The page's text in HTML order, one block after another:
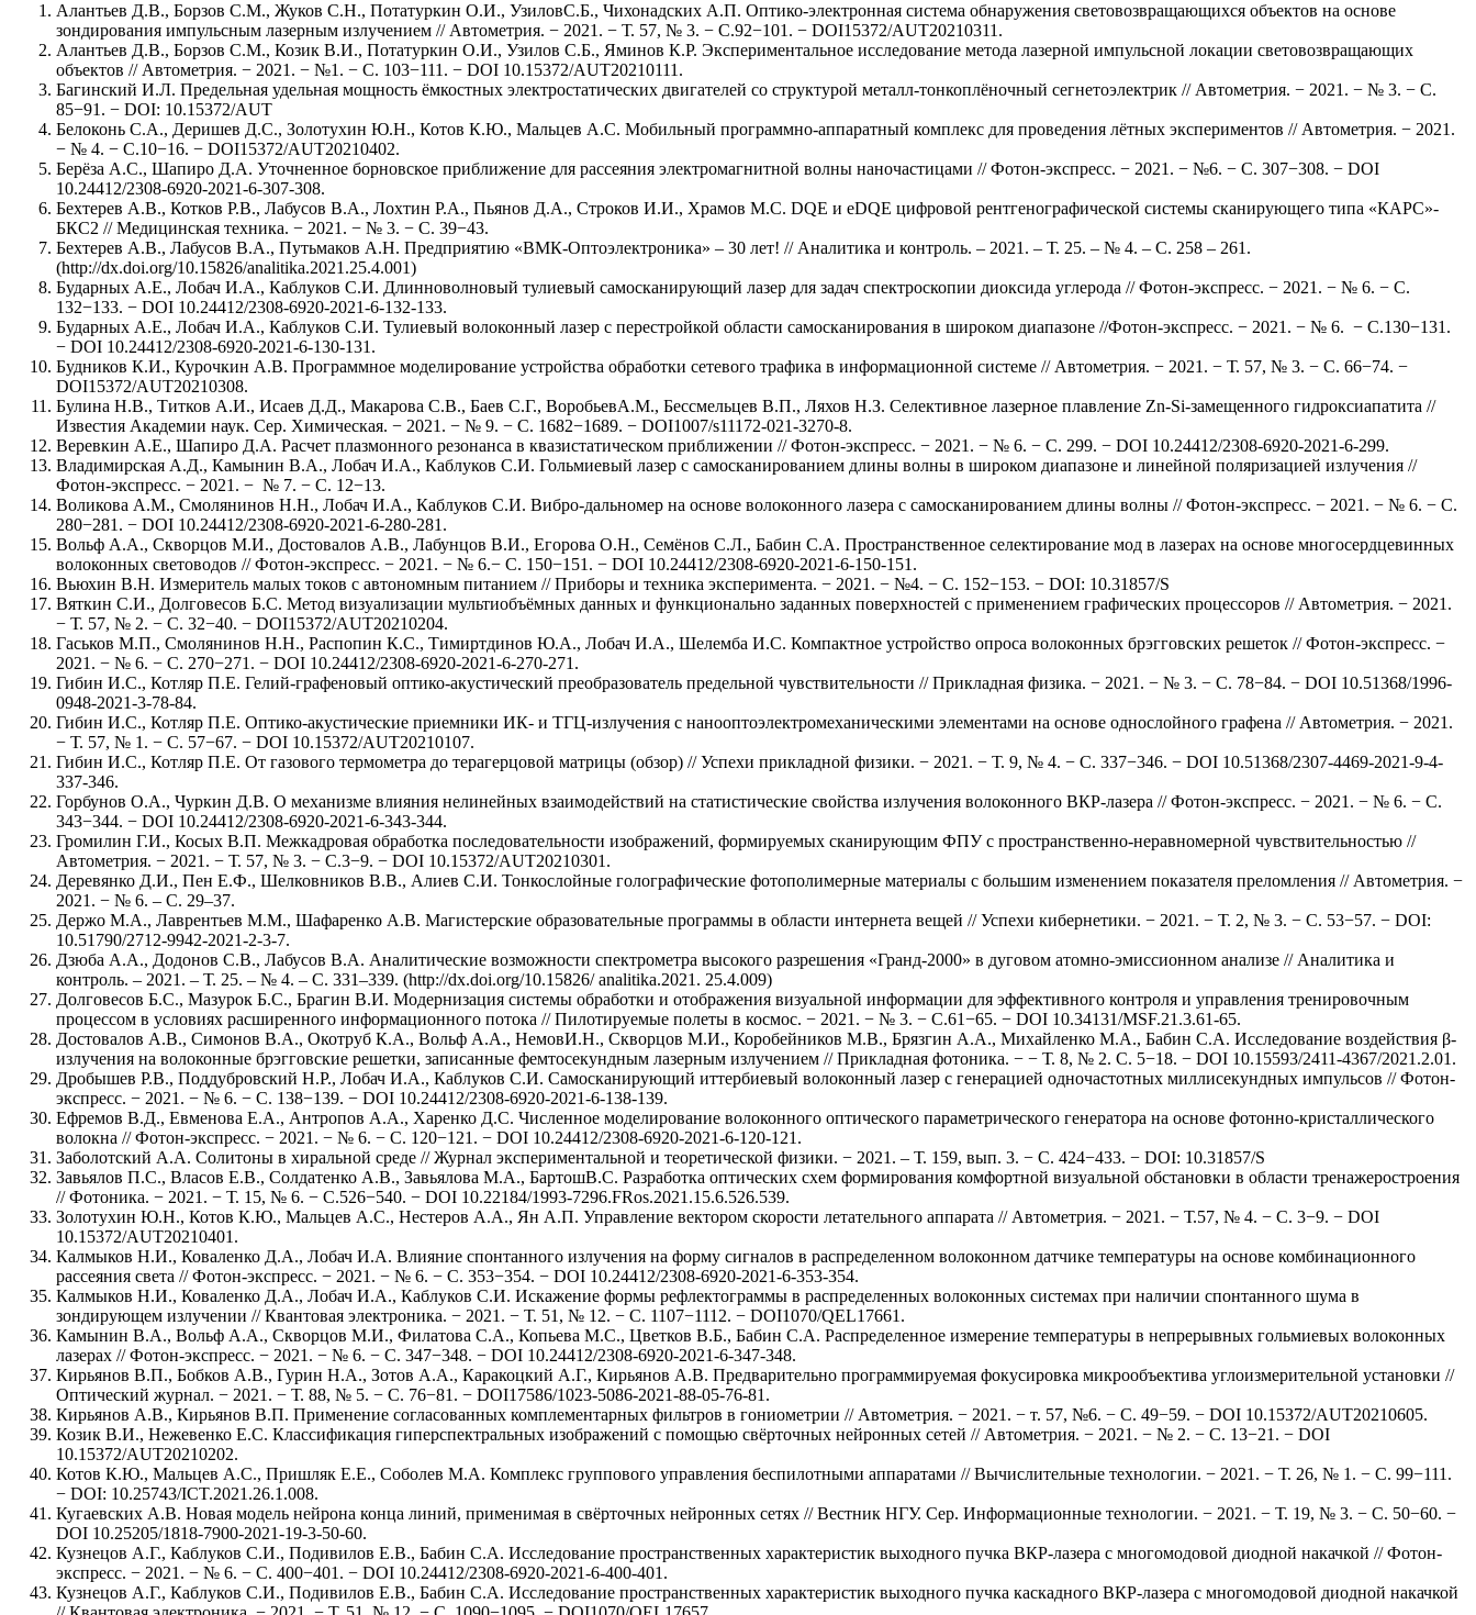
Алантьев Д.В., Борзов С.М., Жуков С.Н., Потатуркин О.И., УзиловС.Б., Чихонадских А.П. Оптико-электронная система обнаружения световозвращающихся объектов на основе
зондирования импульсным лазерным излучением // Автометрия. − 2021. − Т. 57, № 3. − С.92−101. − DOI15372/AUT20210311.
Алантьев Д.В., Борзов С.М., Козик В.И., Потатуркин О.И., Узилов С.Б., Яминов К.Р. Экспериментальное исследование метода лазерной импульсной локации световозвращающих
объектов // Автометрия. − 2021. − №1. − С. 103−111. − DOI 10.15372/AUT20210111.
Багинский И.Л. Предельная удельная мощность ёмкостных электростатических двигателей со структурой металл-тонкоплёночный сегнетоэлектрик // Автометрия. − 2021. − № 3. − С.
85−91. − DOI: 10.15372/AUT
Белоконь С.А., Деришев Д.С., Золотухин Ю.Н., Котов К.Ю., Мальцев А.С. Мобильный программно-аппаратный комплекс для проведения лётных экспериментов // Автометрия. − 2021.
− № 4. − С.10−16. − DOI15372/AUT20210402.
Берёза А.С., Шапиро Д.А. Уточненное борновское приближение для рассеяния электромагнитной волны наночастицами // Фотон-экспресс. − 2021. − №6. − С. 307−308. − DOI
10.24412/2308-6920-2021-6-307-308.
Бехтерев А.В., Котков Р.В., Лабусов В.А., Лохтин Р.А., Пьянов Д.А., Строков И.И., Храмов М.С. DQE и eDQE цифровой рентгенографической системы сканирующего типа «КАРС»-
БКС2 // Медицинская техника. − 2021. − № 3. − С. 39−43.
Бехтерев А.В., Лабусов В.А., Путьмаков А.Н. Предприятию «ВМК-Оптоэлектроника» – 30 лет! // Аналитика и контроль. – 2021. – Т. 25. – № 4. – С. 258 – 261.
(http://dx.doi.org/10.15826/analitika.2021.25.4.001)
Бударных А.Е., Лобач И.А., Каблуков С.И. Длинноволновый тулиевый самосканирующий лазер для задач спектроскопии диоксида углерода // Фотон-экспресс. − 2021. − № 6. − С.
132−133. − DOI 10.24412/2308-6920-2021-6-132-133.
Бударных А.Е., Лобач И.А., Каблуков С.И. Тулиевый волоконный лазер с перестройкой области самосканирования в широком диапазоне //Фотон-экспресс. − 2021. − № 6. − С.130−131.
− DOI 10.24412/2308-6920-2021-6-130-131.
Будников К.И., Курочкин А.В. Программное моделирование устройства обработки сетевого трафика в информационной системе // Автометрия. − 2021. − Т. 57, № 3. − С. 66−74. −
DOI15372/AUT20210308.
Булина Н.В., Титков А.И., Исаев Д.Д., Макарова С.В., Баев С.Г., ВоробьевА.М., Бессмельцев В.П., Ляхов Н.З. Селективное лазерное плавление Zn-Si-замещенного гидроксиапатита //
Известия Академии наук. Сер. Химическая. − 2021. − № 9. − С. 1682−1689. − DOI1007/s11172-021-3270-8.
Веревкин А.Е., Шапиро Д.А. Расчет плазмонного резонанса в квазистатическом приближении // Фотон-экспресс. − 2021. − № 6. − С. 299. − DOI 10.24412/2308-6920-2021-6-299.
Владимирская А.Д., Камынин В.А., Лобач И.А., Каблуков С.И. Гольмиевый лазер с самосканированием длины волны в широком диапазоне и линейной поляризацией излучения //
Фотон-экспресс. − 2021. − № 7. − С. 12−13.
Воликова А.М., Смолянинов Н.Н., Лобач И.А., Каблуков С.И. Вибро-дальномер на основе волоконного лазера с самосканированием длины волны // Фотон-экспресс. − 2021. − № 6. − С.
280−281. − DOI 10.24412/2308-6920-2021-6-280-281.
Вольф А.А., Скворцов М.И., Достовалов А.В., Лабунцов В.И., Егорова О.Н., Семёнов С.Л., Бабин С.А. Пространственное селектирование мод в лазерах на основе многосердцевинных
волоконных световодов // Фотон-экспресс. − 2021. − № 6.− С. 150−151. − DOI 10.24412/2308-6920-2021-6-150-151.
Вьюхин В.Н. Измеритель малых токов с автономным питанием // Приборы и техника эксперимента. − 2021. − №4. − С. 152−153. − DOI: 10.31857/S
Вяткин С.И., Долговесов Б.С. Метод визуализации мультиобъёмных данных и функционально заданных поверхностей с применением графических процессоров // Автометрия. − 2021.
− Т. 57, № 2. − С. 32−40. − DOI15372/AUT20210204.
Гаськов М.П., Смолянинов Н.Н., Распопин К.С., Тимиртдинов Ю.А., Лобач И.А., Шелемба И.С. Компактное устройство опроса волоконных брэгговских решеток // Фотон-экспресс. −
2021. − № 6. − С. 270−271. − DOI 10.24412/2308-6920-2021-6-270-271.
Гибин И.С., Котляр П.Е. Гелий-графеновый оптико-акустический преобразователь предельной чувствительности // Прикладная физика. − 2021. − № 3. − С. 78−84. − DOI 10.51368/1996-
0948-2021-3-78-84.
Гибин И.С., Котляр П.Е. Оптико-акустические приемники ИК- и ТГЦ-излучения с нанооптоэлектромеханическими элементами на основе однослойного графена // Автометрия. − 2021.
− Т. 57, № 1. − С. 57−67. − DOI 10.15372/AUT20210107.
Гибин И.С., Котляр П.Е. От газового термометра до терагерцовой матрицы (обзор) // Успехи прикладной физики. − 2021. − Т. 9, № 4. − С. 337−346. − DOI 10.51368/2307-4469-2021-9-4-
337-346.
Горбунов О.А., Чуркин Д.В. О механизме влияния нелинейных взаимодействий на статистические свойства излучения волоконного ВКР-лазера // Фотон-экспресс. − 2021. − № 6. − С.
343−344. − DOI 10.24412/2308-6920-2021-6-343-344.
Громилин Г.И., Косых В.П. Межкадровая обработка последовательности изображений, формируемых сканирующим ФПУ с пространственно-неравномерной чувствительностью //
Автометрия. − 2021. − Т. 57, № 3. − С.3−9. − DOI 10.15372/AUT20210301.
Деревянко Д.И., Пен Е.Ф., Шелковников В.В., Алиев С.И. Тонкослойные голографические фотополимерные материалы с большим изменением показателя преломления // Автометрия. −
2021. − № 6. – С. 29–37.
Держо М.А., Лаврентьев М.М., Шафаренко А.В. Магистерские образовательные программы в области интернета вещей // Успехи кибернетики. − 2021. − Т. 2, № 3. − С. 53−57. − DOI:
10.51790/2712-9942-2021-2-3-7.
Дзюба А.А., Додонов С.В., Лабусов В.А. Аналитические возможности спектрометра высокого разрешения «Гранд-2000» в дуговом атомно-эмиссионном анализе // Аналитика и
контроль. – 2021. – Т. 25. – № 4. – С. 331–339. (http://dx.doi.org/10.15826/ analitika.2021. 25.4.009)
Долговесов Б.С., Мазурок Б.С., Брагин В.И. Модернизация системы обработки и отображения визуальной информации для эффективного контроля и управления тренировочным
процессом в условиях расширенного информационного потока // Пилотируемые полеты в космос. − 2021. − № 3. − С.61−65. − DOI 10.34131/MSF.21.3.61-65.
Достовалов А.В., Симонов В.А., Окотруб К.А., Вольф A.A., НемовИ.Н., Скворцов М.И., Коробейников М.В., Брязгин А.А., Михайленко М.А., Бабин С.А. Исследование воздействия β-
излучения на волоконные брэгговские решетки, записанные фемтосекундным лазерным излучением // Прикладная фотоника. − − Т. 8, № 2. С. 5−18. − DOI 10.15593/2411-4367/2021.2.01.
Дробышев Р.В., Поддубровский Н.Р., Лобач И.А., Каблуков С.И. Самосканирующий иттербиевый волоконный лазер с генерацией одночастотных миллисекундных импульсов // Фотон-
экспресс. − 2021. − № 6. − С. 138−139. − DOI 10.24412/2308-6920-2021-6-138-139.
Ефремов В.Д., Евменова Е.А., Антропов А.А., Харенко Д.С. Численное моделирование волоконного оптического параметрического генератора на основе фотонно-кристаллического
волокна // Фотон-экспресс. − 2021. − № 6. − С. 120−121. − DOI 10.24412/2308-6920-2021-6-120-121.
Заболотский А.А. Солитоны в хиральной среде // Журнал экспериментальной и теоретической физики. − 2021. – Т. 159, вып. 3. − С. 424−433. − DOI: 10.31857/S
Завьялов П.С., Власов Е.В., Солдатенко А.В., Завьялова М.А., БартошВ.С. Разработка оптических схем формирования комфортной визуальной обстановки в области тренажеростроения
// Фотоника. − 2021. − Т. 15, № 6. − С.526−540. − DOI 10.22184/1993-7296.FRos.2021.15.6.526.539.
Золотухин Ю.Н., Котов К.Ю., Мальцев А.С., Нестеров А.А., Ян А.П. Управление вектором скорости летательного аппарата // Автометрия. − 2021. − Т.57, № 4. − С. 3−9. − DOI
10.15372/AUT20210401.
Калмыков Н.И., Коваленко Д.А., Лобач И.А. Влияние спонтанного излучения на форму сигналов в распределенном волоконном датчике температуры на основе комбинационного
рассеяния света // Фотон-экспресс. − 2021. − № 6. − С. 353−354. − DOI 10.24412/2308-6920-2021-6-353-354.
Калмыков Н.И., Коваленко Д.А., Лобач И.А., Каблуков С.И. Искажение формы рефлектограммы в распределенных волоконных системах при наличии спонтанного шума в
зондирующем излучении // Квантовая электроника. − 2021. − Т. 51, № 12. − С. 1107−1112. − DOI1070/QEL17661.
Камынин В.А., Вольф А.А., Скворцов М.И., Филатова С.А., Копьева М.С., Цветков В.Б., Бабин С.А. Распределенное измерение температуры в непрерывных гольмиевых волоконных
лазерах // Фотон-экспресс. − 2021. − № 6. − С. 347−348. − DOI 10.24412/2308-6920-2021-6-347-348.
Кирьянов В.П., Бобков А.В., Гурин Н.А., Зотов А.А., Каракоцкий А.Г., Кирьянов А.В. Предварительно программируемая фокусировка микрообъектива углоизмерительной установки //
Оптический журнал. − 2021. − Т. 88, № 5. − С. 76−81. − DOI17586/1023-5086-2021-88-05-76-81.
Кирьянов А.В., Кирьянов В.П. Применение согласованных комплементарных фильтров в гониометрии // Автометрия. − 2021. − т. 57, №6. − С. 49−59. − DOI 10.15372/AUT20210605.
Козик В.И., Нежевенко Е.С. Классификация гиперспектральных изображений с помощью свёрточных нейронных сетей // Автометрия. − 2021. − № 2. − С. 13−21. − DOI
10.15372/AUT20210202.
Котов К.Ю., Мальцев А.С., Пришляк Е.Е., Соболев М.А. Комплекс группового управления беспилотными аппаратами // Вычислительные технологии. − 2021. − Т. 26, № 1. − С. 99−111.
− DOI: 10.25743/ICT.2021.26.1.008.
Кугаевских А.В. Новая модель нейрона конца линий, применимая в свёрточных нейронных сетях // Вестник НГУ. Сер. Информационные технологии. − 2021. − Т. 19, № 3. − С. 50−60. −
DOI 10.25205/1818-7900-2021-19-3-50-60.
Кузнецов А.Г., Каблуков С.И., Подивилов Е.В., Бабин С.А. Исследование пространственных характеристик выходного пучка ВКР-лазера с многомодовой диодной накачкой // Фотон-
экспресс. − 2021. − № 6. − С. 400−401. − DOI 10.24412/2308-6920-2021-6-400-401.
Кузнецов А.Г., Каблуков С.И., Подивилов Е.В., Бабин С.А. Исследование пространственных характеристик выходного пучка каскадного ВКР-лазера с многомодовой диодной накачкой